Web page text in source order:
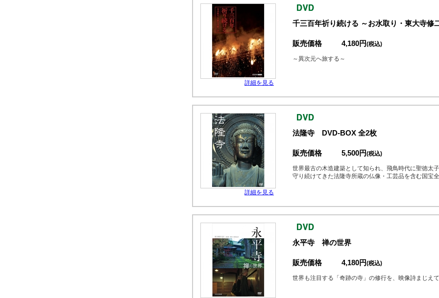
詳細を見る
千三百年祈り続ける ～お水取り・東大寺修
販売価格 4,180円(税込)
～異次元へ旅する～
詳細を見る
法隆寺 DVD-BOX 全2枚
販売価格 5,500円(税込)
世界最古の木造建築として知られ、飛鳥時代に聖徳太
守り続けてきた法隆寺所蔵の仏像・工芸品を含む国宝
永平寺 禅の世界
販売価格 4,180円(税込)
世界も注目する「奇跡の寺」の修行を、映像詩まじえて